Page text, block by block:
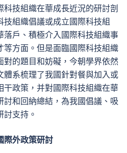
技組織在華成長近況的研討剖
組織倡議或成立國際科技組
落戶、積極介入國際科技組織事
等方面。但是面臨國際科技組織
對的題目和妨礙，今朝學界依然
體系梳理了我國針對餐與加入或
干政策，并對國際科技組織在華
討和回納總結，為我國倡議、吸
支持。
際外政策研討